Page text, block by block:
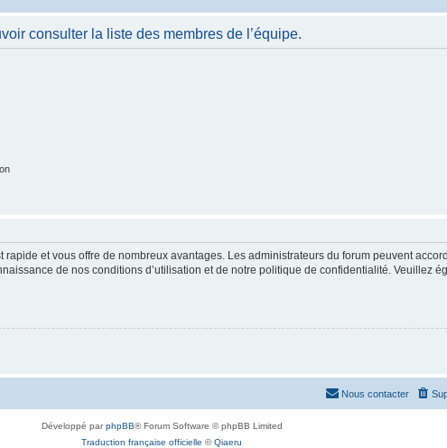
consulter la liste des membres de l’équipe.
rapide et vous offre de nombreux avantages. Les administrateurs du forum peuvent
de nos conditions d’utilisation et de notre politique de confidentialité. Veuillez
Nous contacter
Développé parphpBB® Forum Software © phpBB Limited
Traduction française officielle ©Qiaeru